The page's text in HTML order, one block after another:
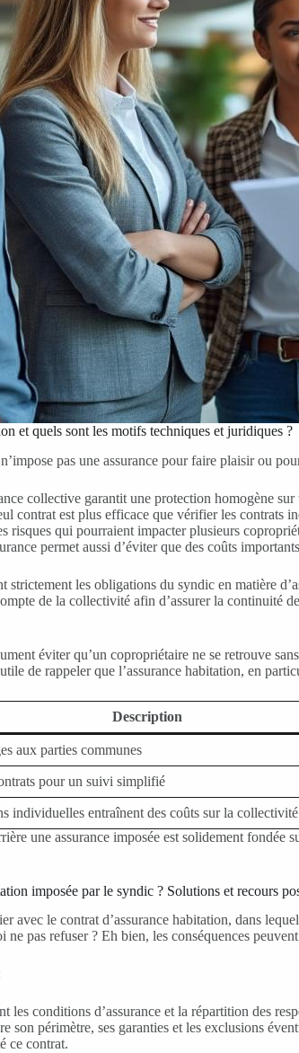
et quels sont les motifs techniques et juridiques ?
pas une assurance pour faire plaisir ou
collective garantit une protection homogène
contrat est plus efficace que vérifier les contrats
risques qui pourraient impacter plusieurs
permet aussi d’éviter que des coûts
les obligations du syndic en matière
de la collectivité afin d’assurer la
éviter qu’un copropriétaire ne se retrouve
de rappeler que l’assurance habitation, en
Description
aux parties communes
pour un suivi simplifié
individuelles entraînent des coûts sur la collectivité
une assurance imposée est solidement
imposée par le syndic ? Solutions et recours
le contrat d’assurance habitation, dans
pas refuser ? Eh bien, les conséquences
les conditions d’assurance et la répartition des
son périmètre, ses garanties et les exclusions
ce contrat.